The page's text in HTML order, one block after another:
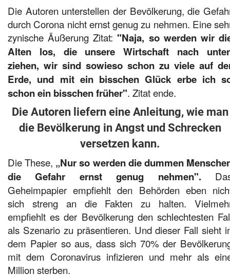
Die Autoren unterstellen der Bevölkerung, die
durch Corona nicht ernst genug zu nehmen. Eine
zynische Äußerung Zitat: "Naja, so werden wir
Alten los, die unsere Wirtschaft nach
ziehen, wir sind sowieso schon zu viele auf
Erde, und mit ein bisschen Glück erbe ich
schon ein bisschen früher". Zitat ende.
Die Autoren liefern eine Anleitung, wie man
die Bevölkerung in Angst und Schrecken
versetzen kann.
Die These, „Nur so werden die dummen
die Gefahr ernst genug nehmen".
Geheimpapier empfiehlt den Behörden eben
sich streng an die Fakten zu halten.
empfiehlt es der Bevölkerung den schlechtesten
als Szenario zu präsentieren. Und dieser Fall sieht
dem Papier so aus, dass sich 70% der
mit dem Coronavirus infizieren und mehr als
Million sterben.